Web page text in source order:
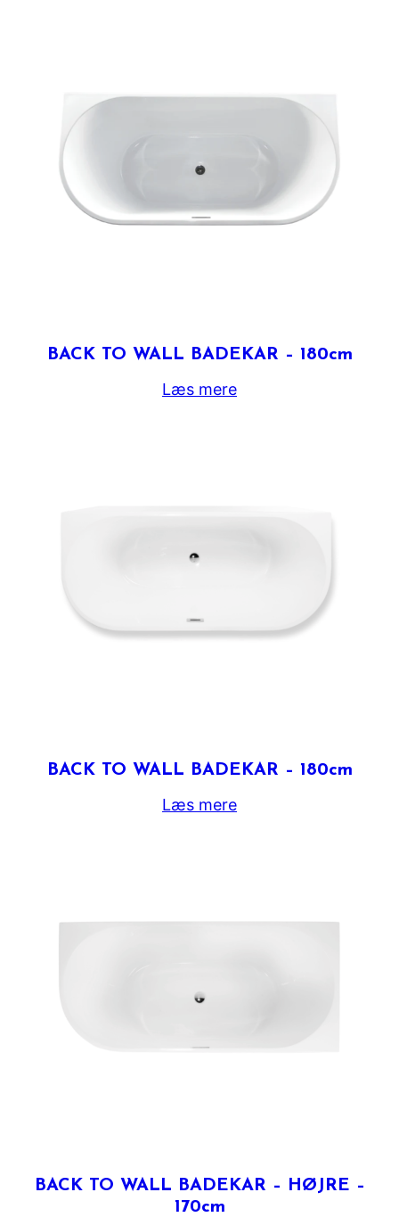
BACK TO WALL BADEKAR – 180cm
Læs mere
BACK TO WALL BADEKAR – 180cm
Læs mere
BACK TO WALL BADEKAR – HØJRE –
170cm